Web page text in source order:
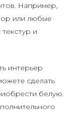
Например,
или любые
и
интерьер
сделать
белую.